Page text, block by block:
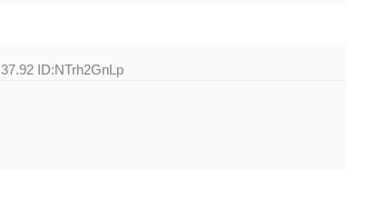
ID:NTrh2GnLp